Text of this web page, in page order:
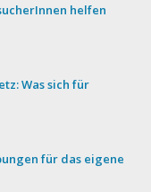
helfen
Was sich für
für das eigene